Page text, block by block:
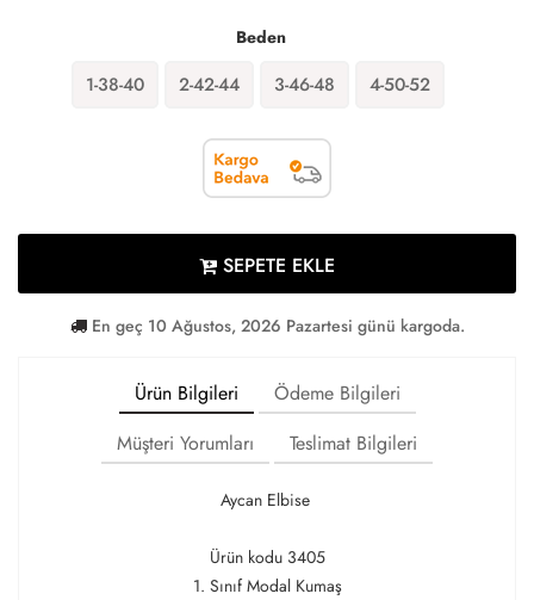
Beden
1-38-40 2-42-44 3-46-48 4-50-52
SEPETE EKLE
En geç 10 Ağustos, 2026 Pazartesi günü kargoda.
Ürün Bilgileri
Ödeme Bilgileri
Müşteri Yorumları
Teslimat Bilgileri
Aycan Elbise
Ürün kodu 3405
1. Sınıf Modal Kumaş